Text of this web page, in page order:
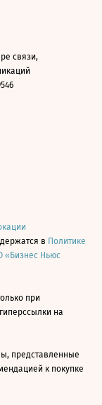
связи,
в Политике
«Бизнес Ньюс
при
на
представленные
к покупке